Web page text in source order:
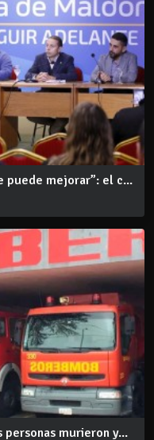
puede mejorar”: el c...
murieron y...